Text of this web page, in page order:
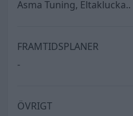
Asma Tuning, Eltaklucka..
FRAMTIDSPLANER
-
ÖVRIGT